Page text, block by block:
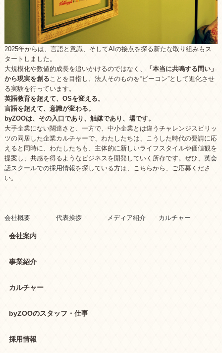
2025年からは、言語と意識、そしてAIの接点を探る新たな取り組みもス
タートしました。
大規模化や数値的成長を追いかけるのではなく、
「本当に共鳴する問い」
から現実を創ることを目指し、法人そのものを“ビーコン”として進化させ
る実験を行っています。
英語教育を超えて、OSを変える。
言語を超えて、意識が変わる。
byZOOは、その入口であり、触媒であり、場です。
大手企業にない闊達さと、一方で、中小企業とは違うチャレンジスピリッ
ツの同居した企業カルチャーで、わたしたちは、こうした時代の要請に応
えると同時に、わたしたちも、主体的に新しいライフスタイルや価値観を
提案し、共感を得るようなビジネスを開発していく所存です。ぜひ、 英会
話スクールでの採用情報を探している方は、こちらから、ご応募くださ
い。
会社概要 代表挨拶 メディア紹介 カルチャー
会社案内
事業紹介
カルチャー
byZOOのスタッフ・仕事
採用情報